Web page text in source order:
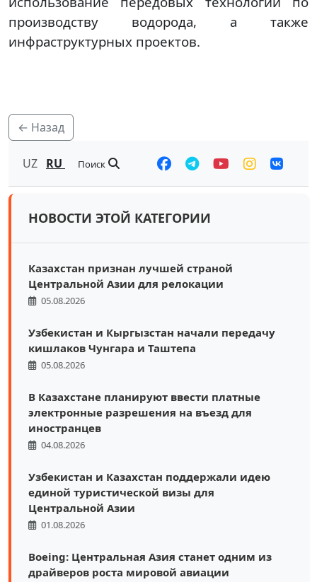
производству водорода, а также
инфраструктурных проектов.
← Назад
UZ RU Поиск
НОВОСТИ ЭТОЙ КАТЕГОРИИ
Казахстан признан лучшей страной
Центральной Азии для релокации
05.08.2026
Узбекистан и Кыргызстан начали передачу
кишлаков Чунгара и Таштепа
05.08.2026
В Казахстане планируют ввести платные
электронные разрешения на въезд для
иностранцев
04.08.2026
Узбекистан и Казахстан поддержали идею
единой туристической визы для
Центральной Азии
01.08.2026
Boeing: Центральная Азия станет одним из
драйверов роста мировой авиации